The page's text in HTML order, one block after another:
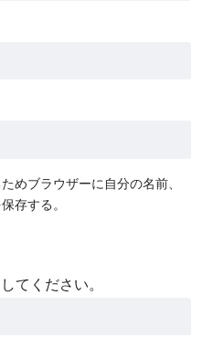
めブラウザーに自分の名前、
存する。
てください。